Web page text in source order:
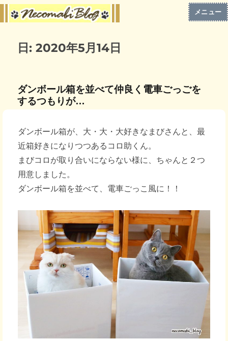
メニュー
日:2020年5月14日
ダンボール箱を並べて仲良く電車ごっごを
するつもりが…
ダンボール箱が、大・大・大好きなまびさんと、最
近箱好きになりつつあるコロ助くん。
まびコロが取り合いにならない様に、ちゃんと２つ
用意しました。
ダンボール箱を並べて、電車ごっこ風に！！